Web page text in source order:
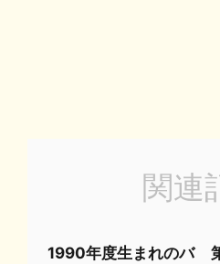
関連
1990年度生まれのバ